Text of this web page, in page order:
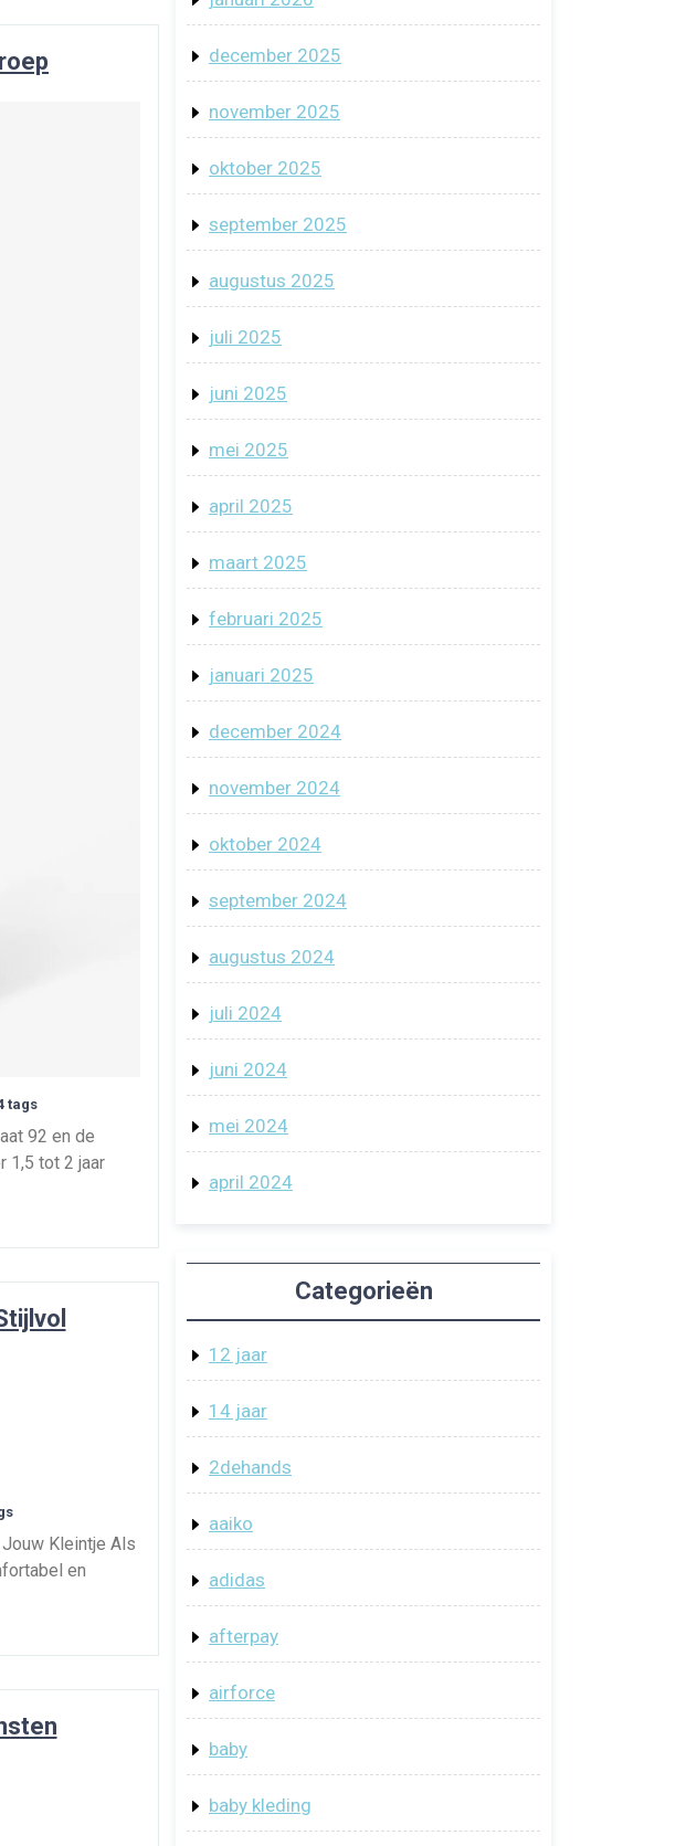
tags
92 en de
1,5 tot 2 jaar
Kleintje Als
en
december 2025
november 2025
oktober 2025
september 2025
augustus 2025
juli 2025
juni 2025
mei 2025
april 2025
maart 2025
februari 2025
januari 2025
december 2024
november 2024
oktober 2024
september 2024
augustus 2024
juli 2024
juni 2024
mei 2024
april 2024
Categorieën
12 jaar
14 jaar
2dehands
aaiko
adidas
afterpay
airforce
baby
baby kleding